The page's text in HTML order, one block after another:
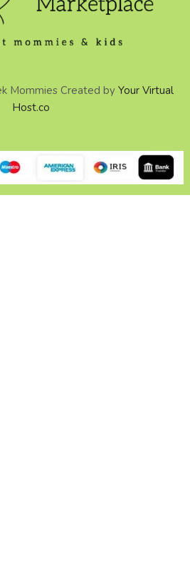
Mommies Created by Your Virtual
Host.co